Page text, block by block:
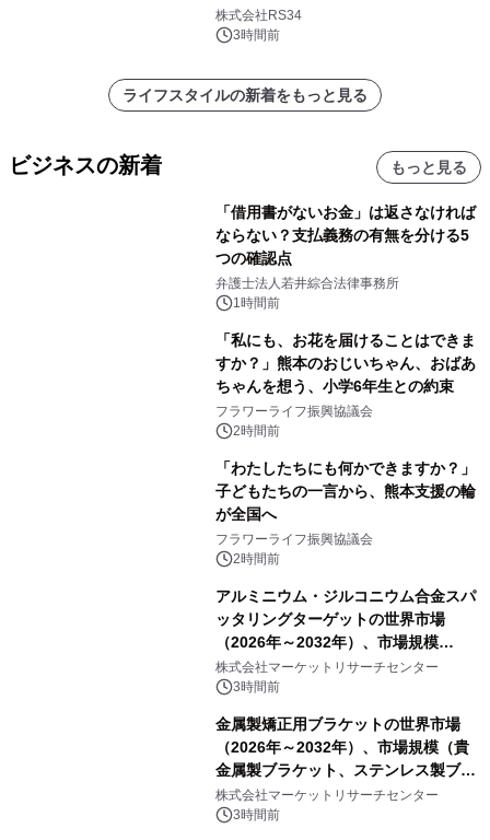
開始
株式会社RS34
3時間前
ライフスタイルの新着をもっと見る
ビジネスの新着 もっと見る
「借用書がないお金」は返さなければ
ならない？支払義務の有無を分ける5
つの確認点
弁護士法人若井綜合法律事務所
1時間前
「私にも、お花を届けることはできま
すか？」熊本のおじいちゃん、おばあ
ちゃんを想う、小学6年生との約束
フラワーライフ振興協議会
2時間前
「わたしたちにも何かできますか？」
子どもたちの一言から、熊本支援の輪
が全国へ
フラワーライフ振興協議会
2時間前
アルミニウム・ジルコニウム合金スパ
ッタリングターゲットの世界市場
（2026年～2032年）、市場規模
（0.995、0.999、その他）・分析レポ
ートを発表
株式会社マーケットリサーチセンター
3時間前
金属製矯正用ブラケットの世界市場
（2026年～2032年）、市場規模（貴
金属製ブラケット、ステンレス製ブラ
ケット、純チタン製ブラケット）・分
析レポートを発表
株式会社マーケットリサーチセンター
3時間前